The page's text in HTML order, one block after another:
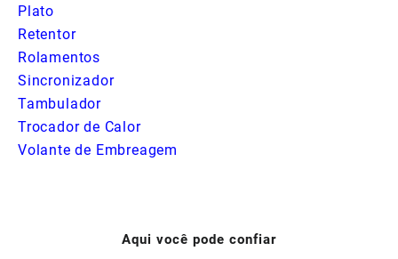
Plato
Retentor
Rolamentos
Sincronizador
Tambulador
Trocador de Calor
Volante de Embreagem
Aqui você pode confiar